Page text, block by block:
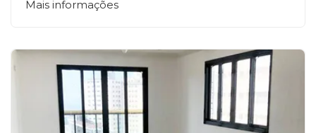
Mais informações